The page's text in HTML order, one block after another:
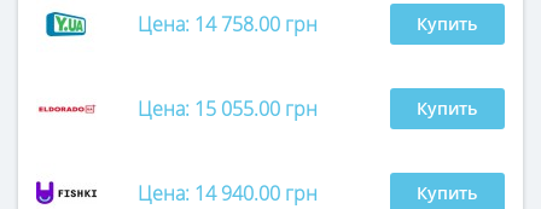
Цена: 14 758.00 грн Купить
Цена: 15 055.00 грн Купить
Цена: 14 940.00 грн Купить